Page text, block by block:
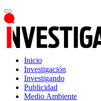
Inicio
Investigación
Investigando
Publicidad
Medio Ambiente